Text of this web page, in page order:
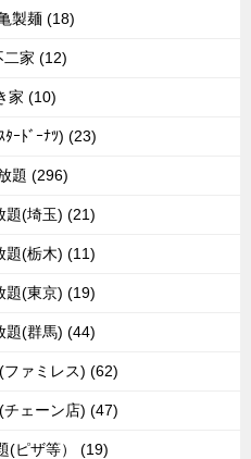
製麺 (18)
二家 (12)
家 (10)
ﾀｰﾄﾞｰﾅﾂ) (23)
題 (296)
題(埼玉) (21)
題(栃木) (11)
題(東京) (19)
題(群馬) (44)
ファミレス) (62)
チェーン店) (47)
(ピザ等） (19)